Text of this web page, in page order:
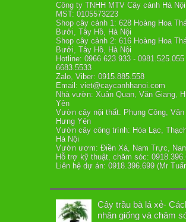
Công ty TNHH MTV Cây cảnh Hà
MST: 0105573223
Shop cây cảnh 1: 628 Hoàng Hoa
Bưởi, Tây Hồ, Hà Nội
Shop cây cảnh 2: 616 Hoàng Hoa
Bưởi, Tây Hồ, Hà Nội
Hotline: 0966.623.933 - 0981.525.055
6683.5533
Zalo, Viber: 0915.885.558
Email: viet@caycanhhanoi.com
Nhà vườn: Xuân Quan, Văn Giang,
Yên
Vườn cây nội thất: Phụng Công, Văn
Hưng Yên
Vườn cây công trình: Hòa Lạc,
Hà Nội
Vườn ươm: Điền Xá, Nam Trực,
Hỗ trợ kỹ thuật, chăm sóc:
Liên hệ dự án: 0918.396.699 (Mr
Cây trầu bà lá xẻ-
nhân giống và chăm